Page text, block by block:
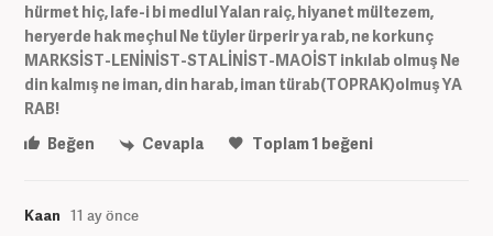
hürmet hiç, lafe-i bi medlul Yalan raiç, hiyanet mültezem,
heryerde hak meçhul Ne tüyler ürperir ya rab, ne korkunç
MARKSİST-LENİNİST-STALİNİST-MAOİST inkılab olmuş Ne
din kalmış ne iman, din harab, iman türab(TOPRAK)olmuş YA
RAB!
Beğen
Cevapla Toplam1 beğeni
Kaan 11 ay önce